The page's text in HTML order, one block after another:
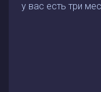
у вас есть три